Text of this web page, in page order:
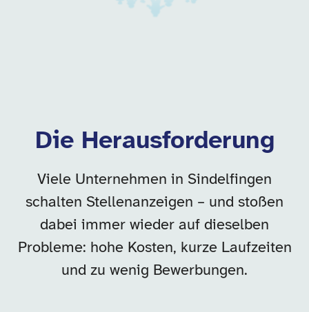
Die Herausforderung
Viele Unternehmen in Sindelfingen
schalten Stellenanzeigen – und stoßen
dabei immer wieder auf dieselben
Probleme: hohe Kosten, kurze Laufzeiten
und zu wenig Bewerbungen.